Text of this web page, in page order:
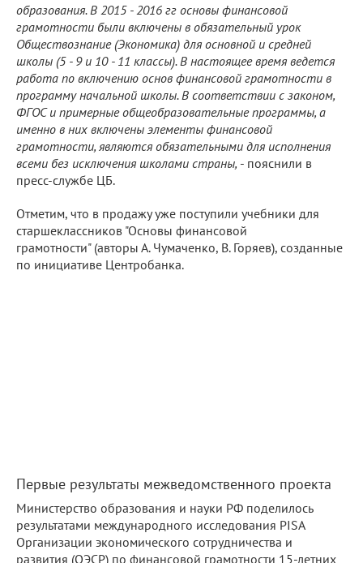
образования. В 2015 - 2016 гг основы финансовой
грамотности были включены в обязательный урок
Обществознание (Экономика) для основной и средней
школы (5 - 9 и 10 - 11 классы). В настоящее время ведется
работа по включению основ финансовой грамотности в
программу начальной школы. В соответствии с законом,
ФГОС и примерные общеобразовательные программы, а
именно в них включены элементы финансовой
грамотности, являются обязательными для исполнения
всеми без исключения школами страны, - пояснили в
пресс-службе ЦБ.
Отметим, что в продажу уже поступили учебники для
старшеклассников "Основы финансовой
грамотности" (авторы А. Чумаченко, В. Горяев), созданные
по инициативе Центробанка.
Первые результаты межведомственного проекта
Министерство образования и науки РФ поделилось
результатами международного исследования PISA
Организации экономического сотрудничества и
развития (ОЭСР) по финансовой грамотности 15-летних